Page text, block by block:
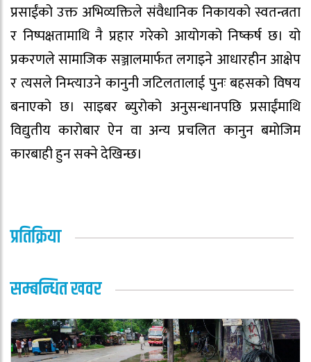
प्रसाईंको उक्त अभिव्यक्तिले संवैधानिक निकायको स्वतन्त्रता
र निष्पक्षतामाथि नै प्रहार गरेको आयोगको निष्कर्ष छ। यो
प्रकरणले सामाजिक सञ्जालमार्फत लगाइने आधारहीन आक्षेप
र त्यसले निम्त्याउने कानुनी जटिलतालाई पुनः बहसको विषय
बनाएको छ। साइबर ब्युरोको अनुसन्धानपछि प्रसाईंमाथि
विद्युतीय कारोबार ऐन वा अन्य प्रचलित कानुन बमोजिम
कारबाही हुन सक्ने देखिन्छ।
प्रतिक्रिया
सम्बन्धित खवर